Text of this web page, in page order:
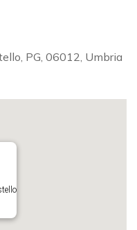
PG, 06012, Umbria